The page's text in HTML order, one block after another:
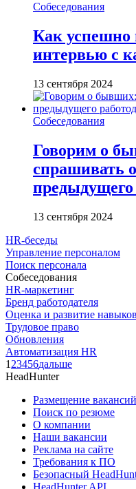
Собеседования
Как успешно
интервью с
13 сентября 2024
Собеседования
Говорим о
спрашивать
предыдущего
13 сентября 2024
HR-беседы
Управление персоналом
Поиск персонала
Собеседования
HR-маркетинг
Бренд работодателя
Оценка и развитие навыков
Трудовое право
Обновления
Автоматизация HR
1 23456дальше
HeadHunter
Размещение вакансий
Поиск по резюме
О компании
Наши вакансии
Реклама на сайте
Требования к ПО
Безопасный
HeadHunter API